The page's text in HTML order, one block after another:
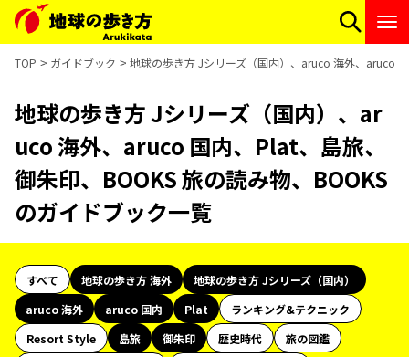
TOP ガイドブック 地球の歩き方 Jシリーズ（国内）、aruco 海外、aruco
地球の歩き方 Jシリーズ（国内）、ar
uco 海外、aruco 国内、Plat、島旅、
御朱印、BOOKS 旅の読み物、BOOKS
のガイドブック一覧
すべて 地球の歩き方 海外
地球の歩き方 Jシリーズ（国内）
aruco 海外
aruco 国内 Plat
ランキング&テクニック
Resort Style
島旅 御朱印 歴史時代
旅の図鑑